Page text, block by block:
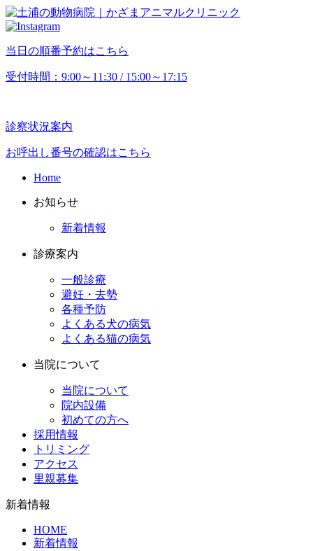
当日の順番予約はこちら
受付時間：9:00～11:30 / 15:00～17:15
診察状況案内
お呼出し番号の確認はこちら
Home
お知らせ
新着情報
診療案内
一般診療
避妊・去勢
各種予防
よくある犬の病気
よくある猫の病気
当院について
当院について
院内設備
初めての方へ
採用情報
トリミング
アクセス
里親募集
新着情報
HOME
新着情報